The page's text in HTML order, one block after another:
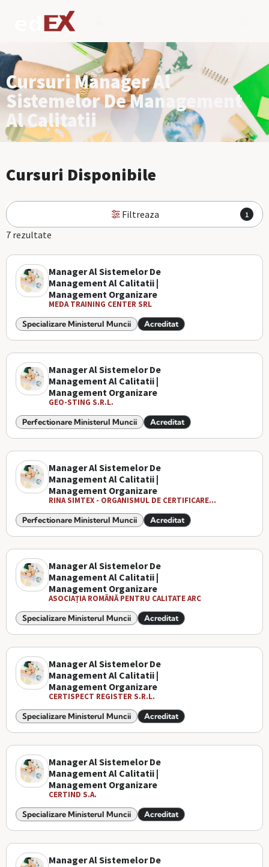
Cursuri Manager Al
Sistemelor De Management
Al Calitatii
Cursuri Disponibile
Filtreaza 1
7 rezultate
Manager Al Sistemelor De
Management Al Calitatii |
Management Organizare
MEDA TRAINING CENTER SRL
Specializare Ministerul Muncii Acreditat
Manager Al Sistemelor De
Management Al Calitatii |
Management Organizare
GEO-STING S.R.L.
Perfectionare Ministerul Muncii Acreditat
Manager Al Sistemelor De
Management Al Calitatii |
Management Organizare
RINA SIMTEX - ORGANISMUL DE CERTIFICARE...
Perfectionare Ministerul Muncii Acreditat
Manager Al Sistemelor De
Management Al Calitatii |
Management Organizare
ASOCIAȚIA ROMÂNĂ PENTRU CALITATE ARC
Specializare Ministerul Muncii Acreditat
Manager Al Sistemelor De
Management Al Calitatii |
Management Organizare
CERTISPECT REGISTER S.R.L.
Specializare Ministerul Muncii Acreditat
Manager Al Sistemelor De
Management Al Calitatii |
Management Organizare
CERTIND S.A.
Specializare Ministerul Muncii Acreditat
Manager Al Sistemelor De